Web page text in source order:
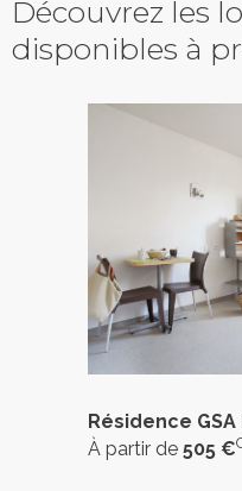
Découvrez les
disponibles à
Résidence
À partir de 505 €